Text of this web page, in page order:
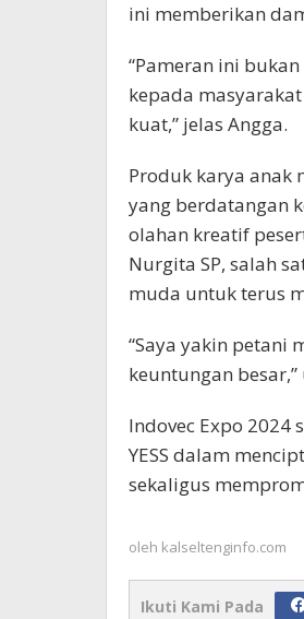
ini memberikan
“Pameran ini
kepada
kuat,” jelas Angga.
Produk karya anak
yang berdatangan
olahan kreatif
Nurgita SP, salah
muda untuk terus
“Saya yakin petani
keuntungan
Indovec Expo
YESS dalam
sekaligus
oleh kalseltenginfo.com
Ikuti Kami Pada